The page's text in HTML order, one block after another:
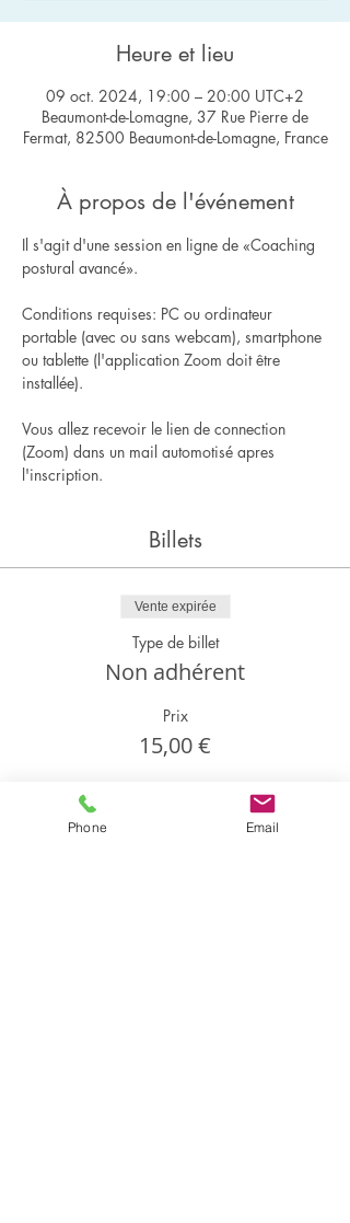
Heure et lieu
09 oct. 2024, 19:00 – 20:00 UTC+2
Beaumont-de-Lomagne, 37 Rue Pierre de
Fermat, 82500 Beaumont-de-Lomagne, France
À propos de l'événement
Il s'agit d'une session en ligne de «Coaching
postural avancé».
Conditions requises: PC ou ordinateur
portable (avec ou sans webcam), smartphone
ou tablette (l'application Zoom doit être
installée).
Vous allez recevoir le lien de connection
(Zoom) dans un mail automotisé apres
l'inscription.
Billets
Vente expirée
Type de billet
Non adhérent
Prix
15,00 €
Partager cet événement
Phone Email